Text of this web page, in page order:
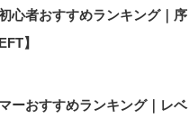
心者おすすめランキング｜序
】
ーおすすめランキング｜レベ